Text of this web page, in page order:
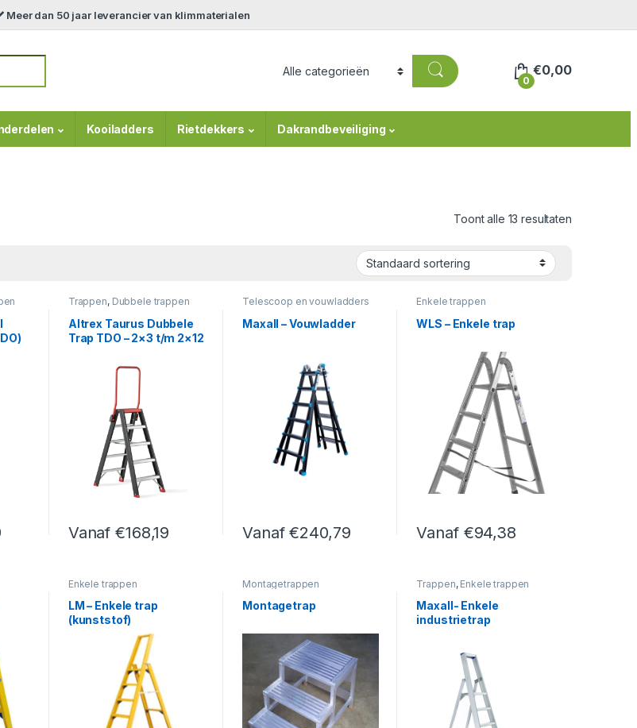
Meer dan 50 jaar leverancier van klimmaterialen
0
€0,00
Kooiladders Rietdekkers Dakrandbeveiliging
Toont alle 13 resultaten
variaties. Deze optie kan gekozen worden op de productpagina
Trappen, Dubbele trappen
Altrex Taurus Dubbele
Trap TDO – 2×3 t/m 2×12
Dubbel Oploopbare Trap
Vanaf €168,19
Dit product heeft meerdere variaties. Deze optie kan gekozen worden op de productpagina
Telescoop en vouwladders
Maxall – Vouwladder
Vanaf €240,79
Dit product heeft meerdere variaties. Deze optie kan gekozen worden op
Enkele trappen
WLS – Enkele trap
Vanaf €94,38
Dit product heeft meerdere variaties.
Enkele trappen
LM – Enkele trap
(kunststof)
Montagetrappen
Montagetrap
Trappen, Enkele trappen
Maxall- Enkele
industrietrap